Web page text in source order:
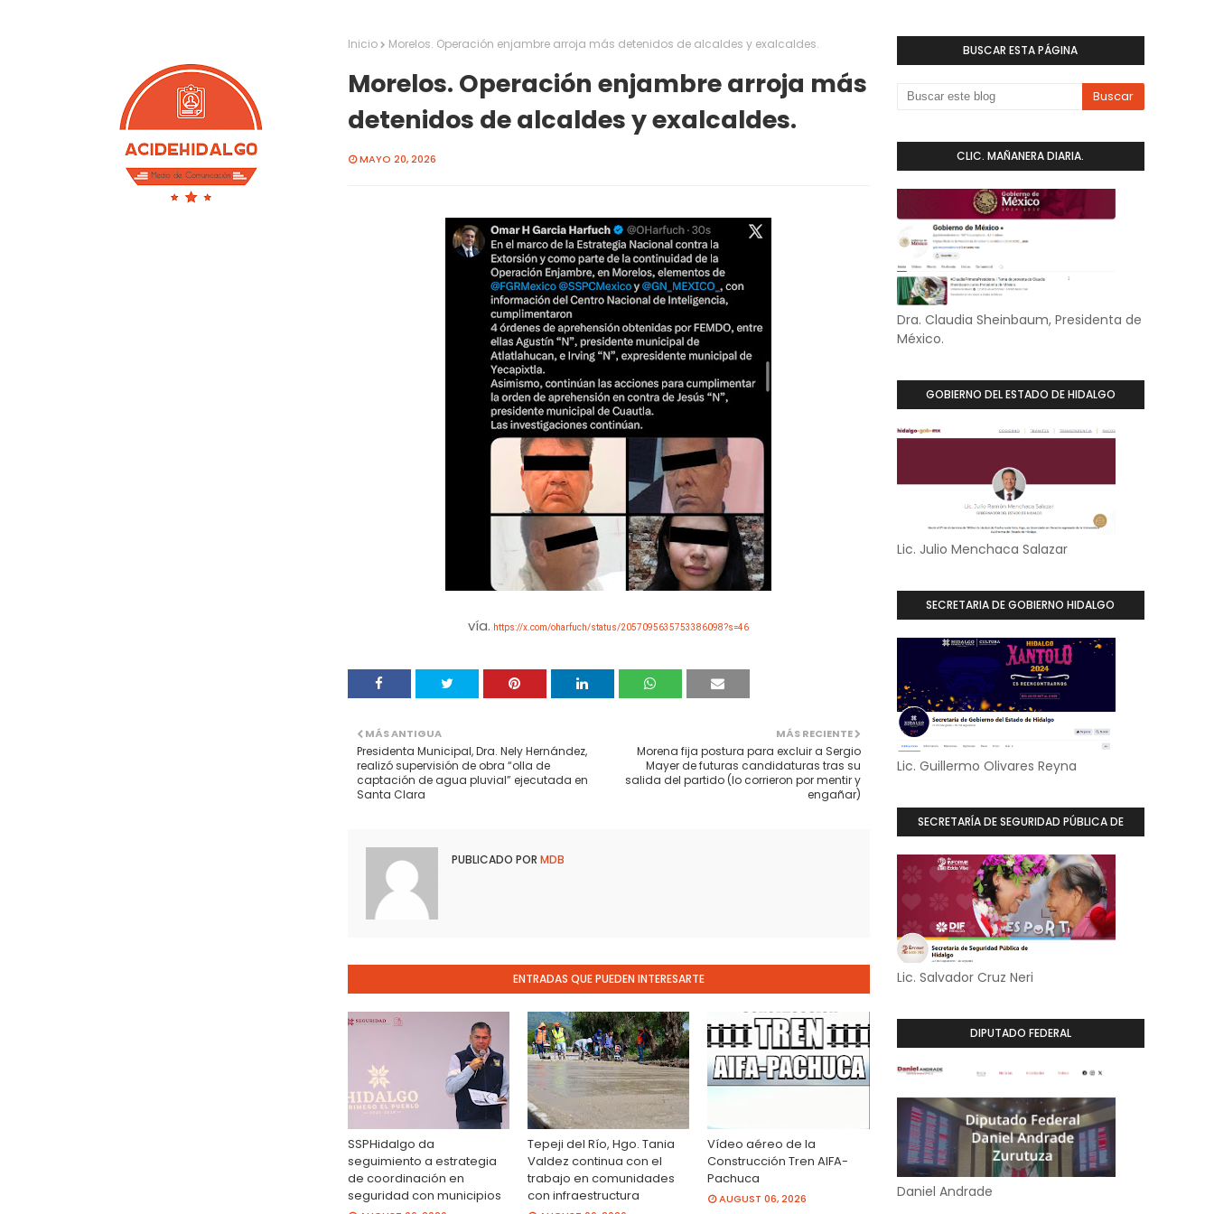
Inicio Morelos. Operación enjambre arroja más detenidos de alcaldes y exalcaldes.
Morelos. Operación enjambre arroja más
detenidos de alcaldes y exalcaldes.
MAYO 20, 2026
vía. https://x.com/oharfuch/status/2057095635753386098?s=46
MÁS RECIENTE
Morena fija postura para excluir a Sergio
Mayer de futuras candidaturas tras su
salida del partido (lo corrieron por mentir y
engañar)
MÁS ANTIGUA
Presidenta Municipal, Dra. Nely Hernández,
realizó supervisión de obra “olla de
captación de agua pluvial” ejecutada en
Santa Clara
PUBLICADO POR MDB
ENTRADAS QUE PUEDEN INTERESARTE
SSPHidalgo da
seguimiento a estrategia
de coordinación en
seguridad con municipios
Tepeji del Río, Hgo. Tania
Valdez continua con el
trabajo en comunidades
con infraestructura
Vídeo aéreo de la
Construcción Tren AIFA-
Pachuca
AUGUST 06, 2026
BUSCAR ESTA PÁGINA
CLIC. MAÑANERA DIARIA.
Dra. Claudia Sheinbaum, Presidenta de
México.
GOBIERNO DEL ESTADO DE HIDALGO
Lic. Julio Menchaca Salazar
SECRETARIA DE GOBIERNO HIDALGO
Lic. Guillermo Olivares Reyna
SECRETARÍA DE SEGURIDAD PÚBLICA DE
Lic. Salvador Cruz Neri
DIPUTADO FEDERAL
Daniel Andrade